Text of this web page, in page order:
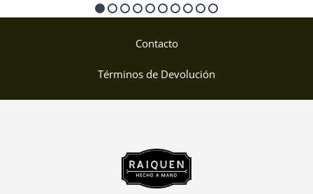
Contacto
Términos de Devolución